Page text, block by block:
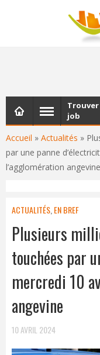
Les dernières
Accueil » Actualités »
par une panne
l’agglomération angevine
job
ACTUALITÉS EN BREF
Plusieurs
touchées par
mercredi 10
angevine
10 AVRIL 2024